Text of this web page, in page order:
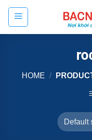
Skip
HOME /